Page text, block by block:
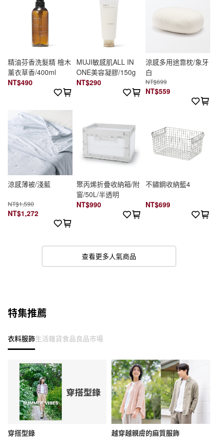
精油芬香洗髮精 檜木
薰衣草香/400ml
NT$490
MUJI敏感肌ALL IN
ONE美容凝膠/150g
NT$290
涼感多用途靠枕/象牙
白
NT$699
NT$559
涼感薄被/淺藍
NT$1,590
NT$1,272
聚丙烯折疊收納箱/附
窗/50L/半透明
NT$990
不鏽鋼收納籃4
NT$699
查看更多人氣商品
特集推薦
衣料服飾生活雜貨食品良品市場
穿搭型錄 越穿越親膚的麻質服飾